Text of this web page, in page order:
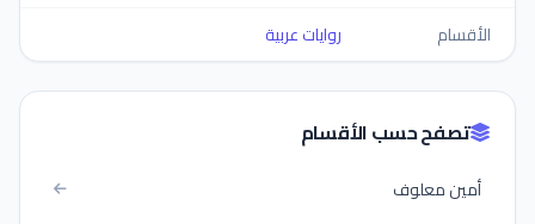
الأقسام
روايات عربية
تصفح حسب الأقسام
أمين معلوف